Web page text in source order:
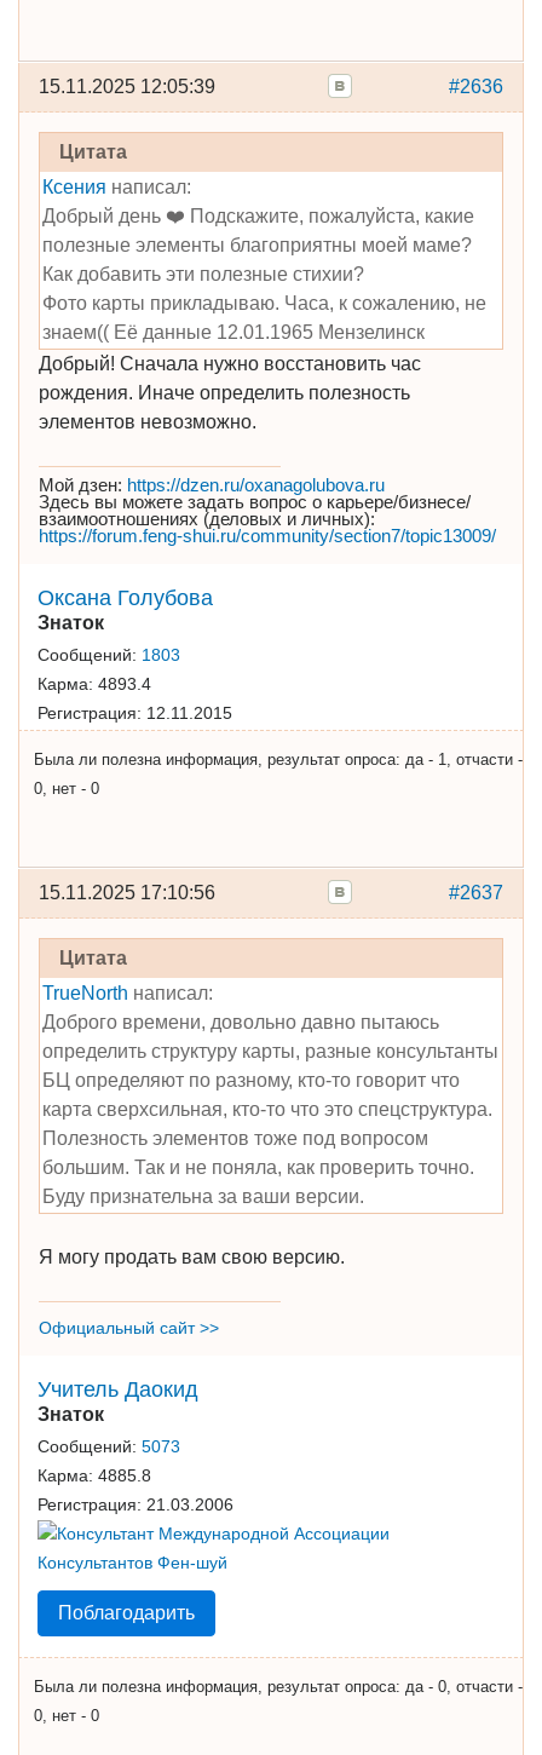
#2636
15.11.2025 12:05:39
Цитата
Ксения написал:
Добрый день ❤️ Подскажите, пожалуйста, какие
полезные элементы благоприятны моей маме?
Как добавить эти полезные стихии?
Фото карты прикладываю. Часа, к сожалению, не
знаем(( Её данные 12.01.1965 Мензелинск
Добрый! Сначала нужно восстановить час
рождения. Иначе определить полезность
элементов невозможно.
Мой дзен: https://dzen.ru/oxanagolubova.ru
Здесь вы можете задать вопрос о карьере/бизнесе/
взаимоотношениях (деловых и личных):
https://forum.feng-shui.ru/community/section7/topic13009/
Оксана Голубова
Знаток
Сообщений: 1803
Карма: 4893.4
Регистрация: 12.11.2015
Была ли полезна информация, результат опроса: да - 1, отчасти -
0, нет - 0
#2637
15.11.2025 17:10:56
Цитата
TrueNorth написал:
Доброго времени, довольно давно пытаюсь
определить структуру карты, разные консультанты
БЦ определяют по разному, кто-то говорит что
карта сверхсильная, кто-то что это спецструктура.
Полезность элементов тоже под вопросом
большим. Так и не поняла, как проверить точно.
Буду признательна за ваши версии.
Я могу продать вам свою версию.
Официальный сайт >>
Учитель Даокид
Знаток
Сообщений: 5073
Карма: 4885.8
Регистрация: 21.03.2006
Поблагодарить
Была ли полезна информация, результат опроса: да - 0, отчасти -
0, нет - 0